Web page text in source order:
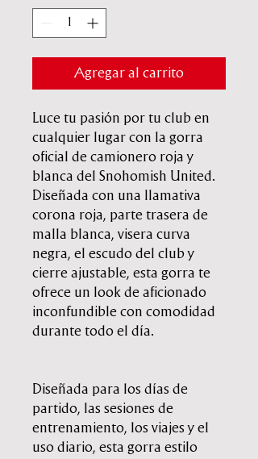
Agregar al carrito
Luce tu pasión por tu club en
cualquier lugar con la gorra
oficial de camionero roja y
blanca del Snohomish United.
Diseñada con una llamativa
corona roja, parte trasera de
malla blanca, visera curva
negra, el escudo del club y
cierre ajustable, esta gorra te
ofrece un look de aficionado
inconfundible con comodidad
durante todo el día.
Diseñada para los días de
partido, las sesiones de
entrenamiento, los viajes y el
uso diario, esta gorra estilo